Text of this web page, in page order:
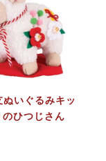
いぐるみキッ
のひつじさん